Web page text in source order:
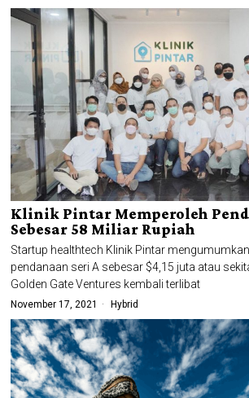
Klinik Pintar Memperoleh
Sebesar 58 Miliar Rupiah
Startup healthtech Klinik Pintar
pendanaan seri A sebesar $4,15 juta atau
Golden Gate Ventures kembali terlibat
November 17, 2021 Hybrid